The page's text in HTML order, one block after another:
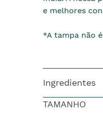
e melhores
*A tampa não
Ingredientes
TAMANHO